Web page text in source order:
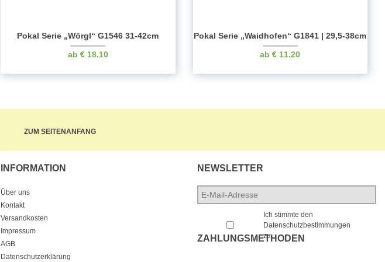
Pokal Serie „Wörgl“ G1546 31-42cm
€18.10
Pokal Serie „Waidhofen“ G1841 | 29,5-38cm
€ 11.20
ZUM SEITENANFANG
INFORMATION
Über uns
Kontakt
Versandkosten
Impressum
AGB
Datenschutzerklärung
NEWSLETTER
E-
Mail-
Ich stimmte den
Datenschutzbestimmungen
zu.
ZAHLUNGSMETHODEN